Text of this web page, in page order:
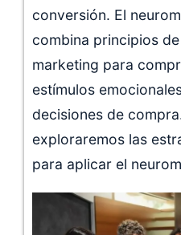
conversión. El
combina principios
marketing para
estímulos
decisiones de
exploraremos las
para aplicar el